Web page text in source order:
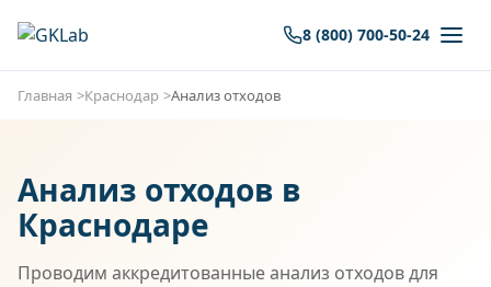
8 (800) 700-50-24
Главная Краснодар Анализ отходов
Анализ отходов в
Краснодаре
Проводим аккредитованные анализ отходов для